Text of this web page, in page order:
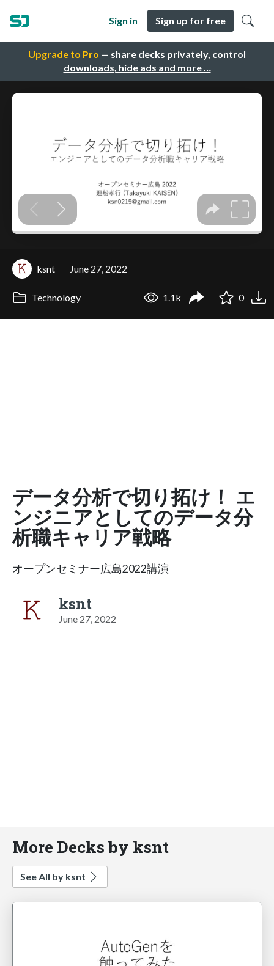
Upgrade to Pro — share decks privately, control
downloads, hide ads and more …
Sign in Sign up for free
ksnt June 27, 2022
Technology 1.1k 0
データ分析で切り拓け！ エ
ンジニアとしてのデータ分
析職キャリア戦略
オープンセミナー広島2022講演
ksnt
June 27, 2022
More Decks by ksnt
See All by ksnt